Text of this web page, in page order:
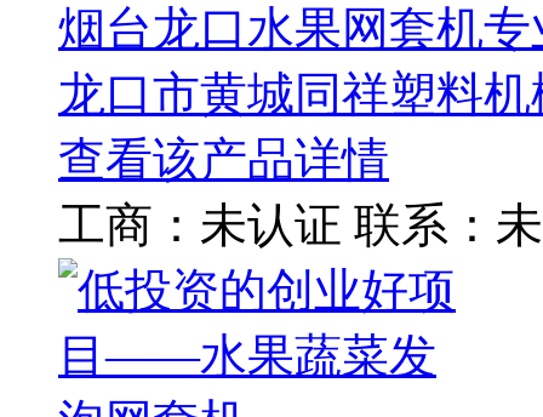
烟台龙口水果网套机
龙口市黄城同祥塑料机
查看该产品详情
工商： 未认证 联系：